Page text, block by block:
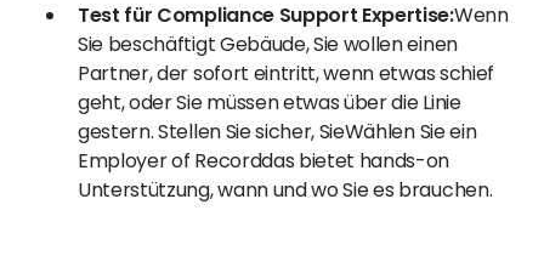
Test für Compliance Support Expertise:Wenn
Sie beschäftigt Gebäude, Sie wollen einen
Partner, der sofort eintritt, wenn etwas schief
geht, oder Sie müssen etwas über die Linie
gestern. Stellen Sie sicher, SieWählen Sie ein
Employer of Recorddas bietet hands-on
Unterstützung, wann und wo Sie es brauchen.